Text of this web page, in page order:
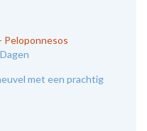
Peloponnesos
met een prachtig